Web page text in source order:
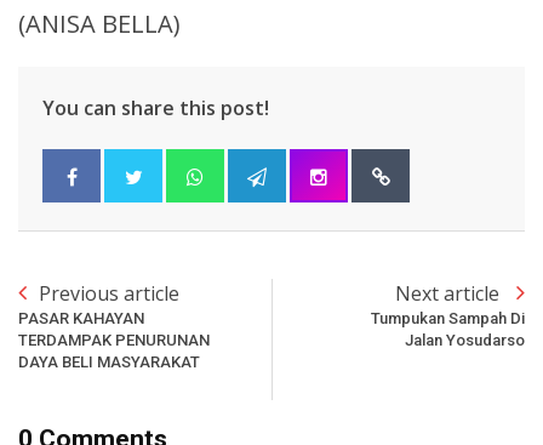
(ANISA BELLA)
You can share this post!
Previous article
PASAR KAHAYAN
TERDAMPAK PENURUNAN
DAYA BELI MASYARAKAT
Next article
Tumpukan Sampah Di
Jalan Yosudarso
0 Comments